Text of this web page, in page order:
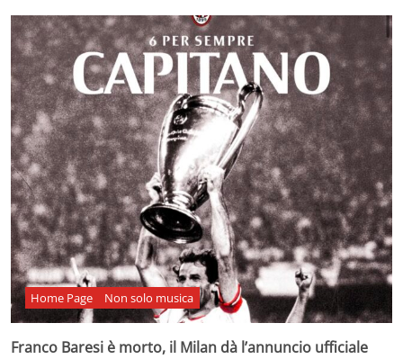
Home Page Non solo musica
Franco Baresi è morto, il Milan dà l’annuncio ufficiale